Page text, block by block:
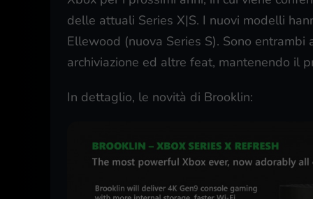
delle attuali Series X|S. I nuovi modelli
Ellewood (nuova Series S). Sono
archiviazione ed altre feat, mantenendo il
In dettaglio, le novità di Brooklin: